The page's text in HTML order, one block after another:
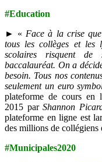
#Education
► «Face à la crise
tous les collèges et les
scolaires risquent de
baccalauréat. On a
besoin. Tous nos
seulement un euro
plateforme de cours en
2015 parShannon
plateforme en ligne est
des millions de collégiens
#Municipales2020